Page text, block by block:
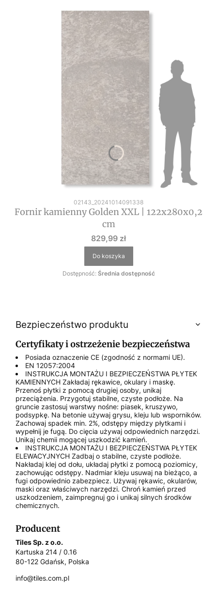
Kod produktu
02143_20241014091338
Fornir kamienny Golden XXL | 122x280x0,2
cm
Cena
829,99 zł
Do koszyka
Dostępność: Średnia dostępność
Bezpieczeństwo produktu
Certyfikaty i ostrzeżenie bezpieczeństwa
Posiada oznaczenie CE (zgodność z normami UE).
EN 12057:2004
INSTRUKCJA MONTAŻU I BEZPIECZEŃSTWA PŁYTEK
KAMIENNYCH Zakładaj rękawice, okulary i maskę.
Przenoś płytki z pomocą drugiej osoby, unikaj
przeciążenia. Przygotuj stabilne, czyste podłoże. Na
gruncie zastosuj warstwy nośne: piasek, kruszywo,
podsypkę. Na betonie używaj grysu, kleju lub wsporników.
Zachowaj spadek min. 2%, odstępy między płytkami i
wypełnij je fugą. Do cięcia używaj odpowiednich narzędzi.
Unikaj chemii mogącej uszkodzić kamień.
INSTRUKCJA MONTAŻU I BEZPIECZEŃSTWA PŁYTEK
ELEWACYJNYCH Zadbaj o stabilne, czyste podłoże.
Nakładaj klej od dołu, układaj płytki z pomocą poziomicy,
zachowując odstępy. Nadmiar kleju usuwaj na bieżąco, a
fugi odpowiednio zabezpiecz. Używaj rękawic, okularów,
maski oraz właściwych narzędzi. Chroń kamień przed
uszkodzeniem, zaimpregnuj go i unikaj silnych środków
chemicznych.
Producent
Tiles Sp. z o.o.
Kartuska 214 / 0.16
80-122 Gdańsk, Polska
info@tiles.com.pl